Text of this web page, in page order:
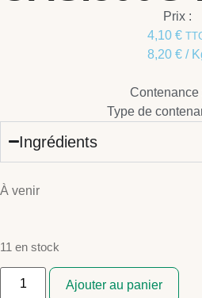
Prix :
4,10 €
8,20 € /
Contenance
Type de
Ingrédients
À venir
11 en stock
Ajouter au panier